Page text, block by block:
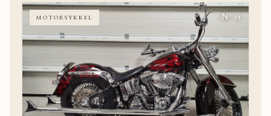
MOTORSYKKEL Nº 11